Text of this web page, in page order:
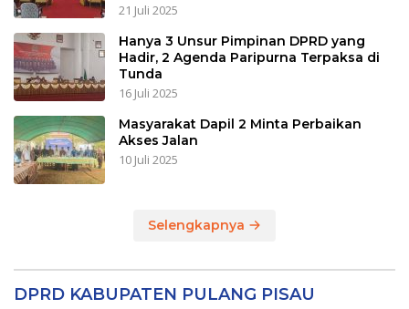
21 Juli 2025
Hanya 3 Unsur Pimpinan DPRD yang
Hadir, 2 Agenda Paripurna Terpaksa di
Tunda
16 Juli 2025
Masyarakat Dapil 2 Minta Perbaikan
Akses Jalan
10 Juli 2025
Selengkapnya
DPRD KABUPATEN PULANG PISAU